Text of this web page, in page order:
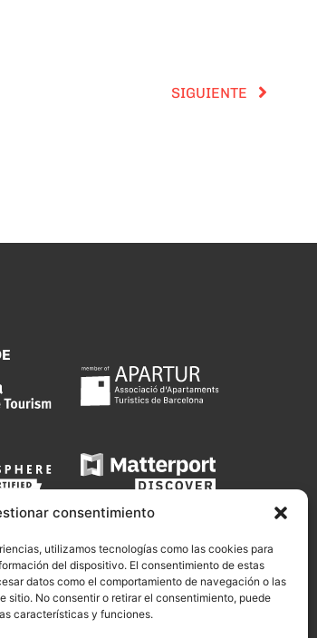
consentimiento
utilizamos tecnologías como las cookies para
del dispositivo. El consentimiento de estas
datos como el comportamiento de navegación o las
sitio. No consentir o retirar el consentimiento, puede
características y funciones.
SIGUIENTE